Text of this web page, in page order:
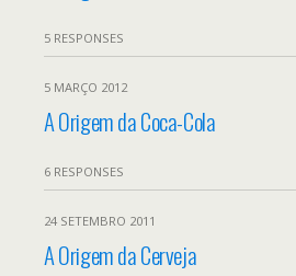
5 RESPONSES
5 MARÇO 2012
A Origem da Coca-Cola
6 RESPONSES
24 SETEMBRO 2011
A Origem da Cerveja